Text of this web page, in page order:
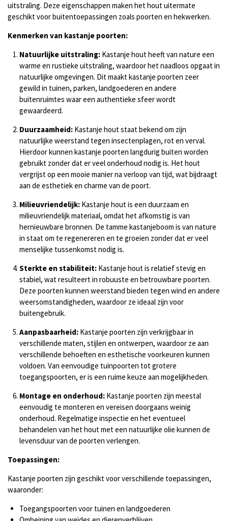
uitstraling. Deze eigenschappen maken het hout uitermate
geschikt voor buitentoepassingen zoals poorten en hekwerken.
Kenmerken van kastanje poorten:
Natuurlijke uitstraling:Kastanje hout heeft van nature een
warme en rustieke uitstraling, waardoor het naadloos opgaat in
natuurlijke omgevingen. Dit maakt kastanje poorten zeer
gewild in tuinen, parken, landgoederen en andere
buitenruimtes waar een authentieke sfeer wordt
gewaardeerd.
Duurzaamheid:Kastanje hout staat bekend om zijn
natuurlijke weerstand tegen insectenplagen, rot en verval.
Hierdoor kunnen kastanje poorten langdurig buiten worden
gebruikt zonder dat er veel onderhoud nodig is. Het hout
vergrijst op een mooie manier na verloop van tijd, wat bijdraagt
aan de esthetiek en charme van de poort.
Milieuvriendelijk:Kastanje hout is een duurzaam en
milieuvriendelijk materiaal, omdat het afkomstig is van
hernieuwbare bronnen. De tamme kastanjeboom is van nature
in staat om te regenereren en te groeien zonder dat er veel
menselijke tussenkomst nodig is.
Sterkte en stabiliteit:Kastanje hout is relatief stevig en
stabiel, wat resulteert in robuuste en betrouwbare poorten.
Deze poorten kunnen weerstand bieden tegen wind en andere
weersomstandigheden, waardoor ze ideaal zijn voor
buitengebruik.
Aanpasbaarheid:Kastanje poorten zijn verkrijgbaar in
verschillende maten, stijlen en ontwerpen, waardoor ze aan
verschillende behoeften en esthetische voorkeuren kunnen
voldoen. Van eenvoudige tuinpoorten tot grotere
toegangspoorten, er is een ruime keuze aan mogelijkheden.
Montage en onderhoud:Kastanje poorten zijn meestal
eenvoudig te monteren en vereisen doorgaans weinig
onderhoud. Regelmatige inspectie en het eventueel
behandelen van het hout met een natuurlijke olie kunnen de
levensduur van de poorten verlengen.
Toepassingen:
Kastanje poorten zijn geschikt voor verschillende toepassingen,
waaronder:
Toegangspoorten voor tuinen en landgoederen